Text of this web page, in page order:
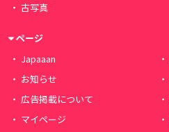
古写真
ページ
Japaaan
お知らせ
広告掲載について
マイページ